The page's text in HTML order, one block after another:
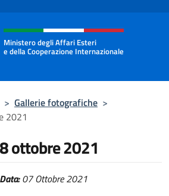
social e menù
Ministero degli Affari Esteri
e della Cooperazione Internazionale
> Gallerie fotografiche >
2021
ottobre 2021
Data:07 Ottobre 2021